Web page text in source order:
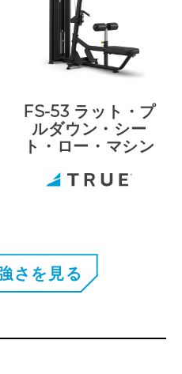
FS-53 ラット・プ
ルダウン・シー
ト・ロー・マシン
さを見る